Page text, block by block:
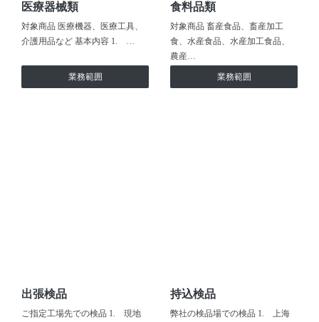
医療器械類
対象商品 医療機器、医療工具、
介護用品など 基本内容 1. …
業務範囲
食料品類
対象商品 畜産食品、畜産加工
食、水産食品、水産加工食品、
農産…
業務範囲
出張検品
ご指定工場先での検品 1. 現地
持込検品
弊社の検品場での検品 1. 上海